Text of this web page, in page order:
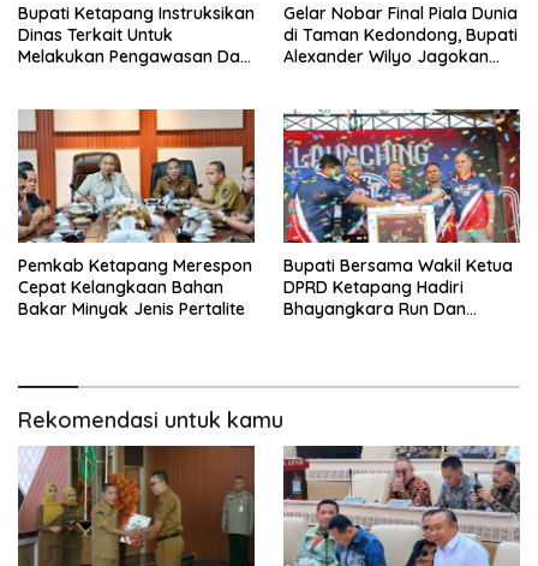
Bupati Ketapang Instruksikan
Dinas Terkait Untuk
Melakukan Pengawasan Dan
Gelar Nobar Final Piala Dunia
di Taman Kedondong, Bupati
Alexander Wilyo Jagokan
Pemkab Ketapang Merespon
Cepat Kelangkaan Bahan
Bakar Minyak Jenis Pertalite
Bupati Bersama Wakil Ketua
DPRD Ketapang Hadiri
Bhayangkara Run Dan
Rekomendasi untuk kamu